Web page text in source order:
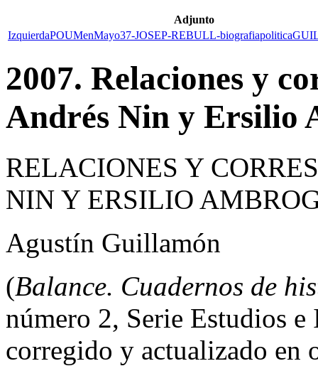
Adjunto
IzquierdaPOUMenMayo37-JOSEP-REBULL-
2007. Relaciones y
Andrés Nin y Ersilio
RELACIONES Y
NIN Y ERSILIO
Agustín Guillamón
(Balance. Cuadernos de
número 2, Serie Estudios
corregido y actualizado en